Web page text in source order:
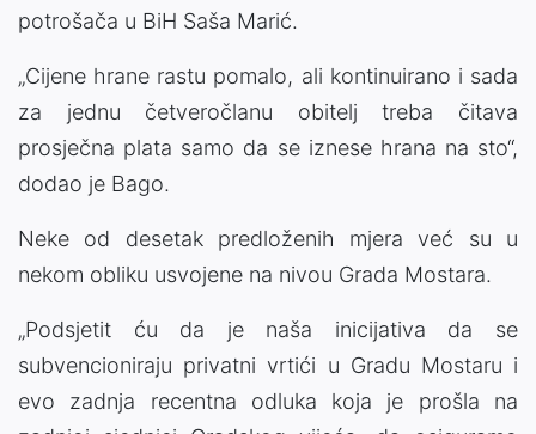
potrošača u BiH Saša Marić.
„Cijene hrane rastu pomalo, ali kontinuirano i sada
za jednu četveročlanu obitelj treba čitava
prosječna plata samo da se iznese hrana na sto“,
dodao je Bago.
Neke od desetak predloženih mjera već su u
nekom obliku usvojene na nivou Grada Mostara.
„Podsjetit ću da je naša inicijativa da se
subvencioniraju privatni vrtići u Gradu Mostaru i
evo zadnja recentna odluka koja je prošla na